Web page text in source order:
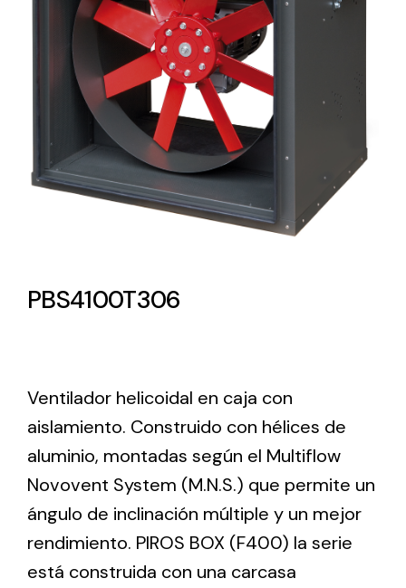
Lighting and Electrical
Equipment
Complete solutions in lighting and electrical
material for each project and need
Amplia gama de ventiladores y equipos de
Ventilation
The incorporation of Novovent into the group
meant a greater offer of ventilation products for
different uses
PBS4100T306
Ventilador helicoidal en caja con
aislamiento. Construido con hélices de
aluminio, montadas según el Multiflow
Novovent System (M.N.S.) que permite un
ángulo de inclinación múltiple y un mejor
rendimiento. PIROS BOX (F400) la serie
está construida con una carcasa